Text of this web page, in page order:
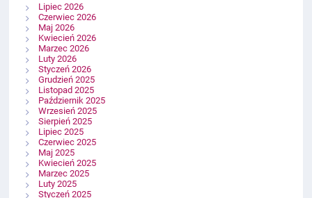
Lipiec 2026
Czerwiec 2026
Maj 2026
Kwiecień 2026
Marzec 2026
Luty 2026
Styczeń 2026
Grudzień 2025
Listopad 2025
Październik 2025
Wrzesień 2025
Sierpień 2025
Lipiec 2025
Czerwiec 2025
Maj 2025
Kwiecień 2025
Marzec 2025
Luty 2025
Styczeń 2025